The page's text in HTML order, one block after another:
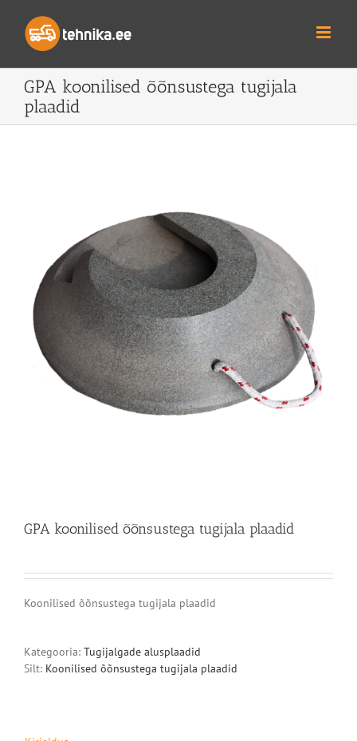
content
GPA koonilised õõnsustega tugijala
plaadid
GPA koonilised õõnsustega tugijala plaadid
Koonilised õõnsustega tugijala plaadid
Kategooria: Tugijalgade alusplaadid
Silt: Koonilised õõnsustega tugijala plaadid